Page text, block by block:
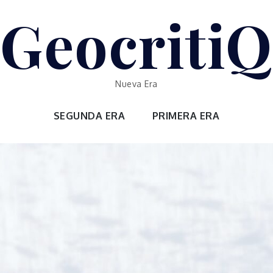
GeocritiQ
Nueva Era
SEGUNDA ERA PRIMERA ERA